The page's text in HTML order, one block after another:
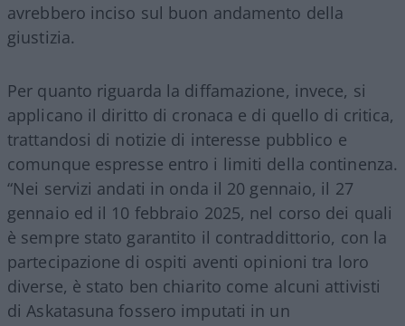
avrebbero inciso sul buon andamento della
giustizia.
Per quanto riguarda la diffamazione, invece, si
applicano il diritto di cronaca e di quello di critica,
trattandosi di notizie di interesse pubblico e
comunque espresse entro i limiti della continenza.
“Nei servizi andati in onda il 20 gennaio, il 27
gennaio ed il 10 febbraio 2025, nel corso dei quali
è sempre stato garantito il contraddittorio, con la
partecipazione di ospiti aventi opinioni tra loro
diverse, è stato ben chiarito come alcuni attivisti
di Askatasuna fossero imputati in un